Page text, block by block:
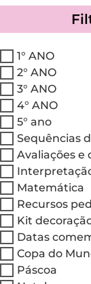
1° ANO
2° ANO
3° ANO
4° ANO
5° ano
Sequências
Avaliações e
Matemática
Recursos
Kit
Datas
Copa do
Páscoa